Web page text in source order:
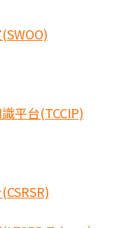
平台(TCCIP)